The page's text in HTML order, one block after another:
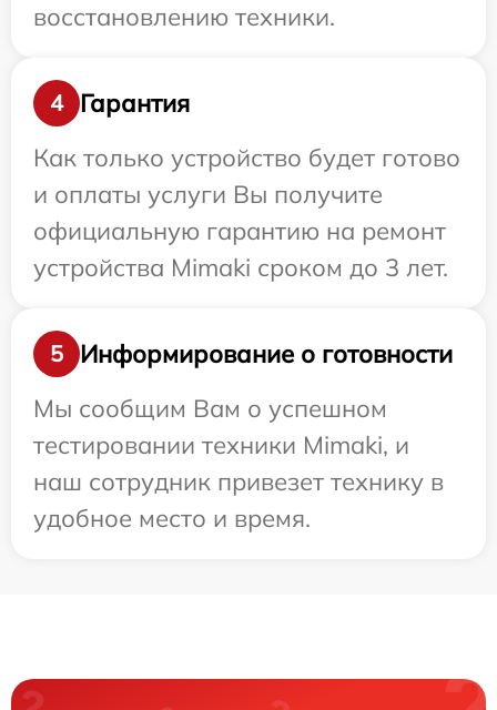
восстановлению техники.
4
Гарантия
Как только устройство будет готово
и оплаты услуги Вы получите
официальную гарантию на ремонт
устройства Mimaki сроком до 3 лет.
5
Информирование о готовности
Мы сообщим Вам о успешном
тестировании техники Mimaki, и
наш сотрудник привезет технику в
удобное место и время.